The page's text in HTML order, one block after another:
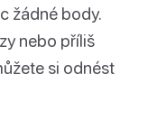
žádné body.
nebo příliš
si odnést